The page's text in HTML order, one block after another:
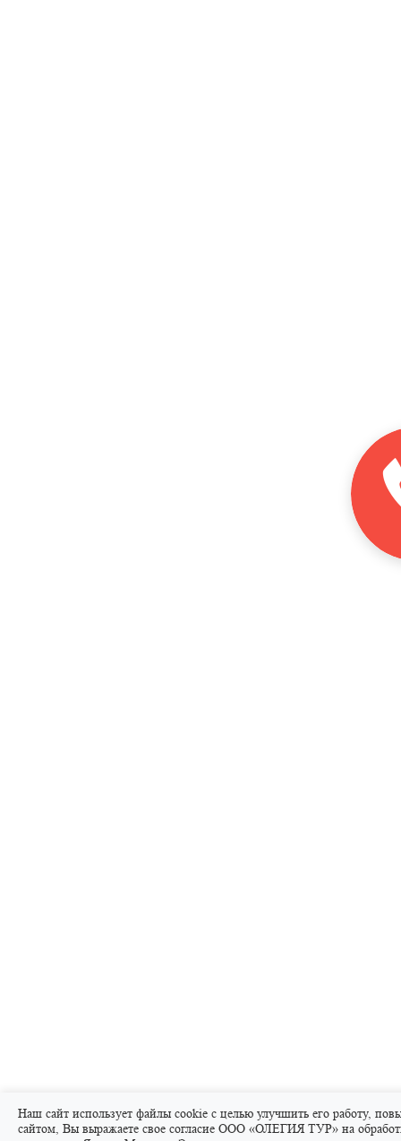
Наш сайт использует файлы cookie с целью улучшить его работу,
сайтом, Вы выражаете свое согласие ООО «ОЛЕГИЯ ТУР» на